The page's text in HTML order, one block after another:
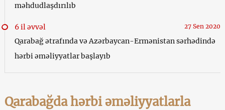
məhdudlaşdırılıb
6 il əvvəl 27 Sen 2020
Qarabağ ətrafında və Azərbaycan-Ermənistan sərhədində
hərbi əməliyyatlar başlayıb
Qarabağda hərbi əməliyyatlarla